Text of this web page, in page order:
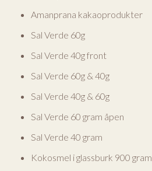
Amanprana kakaoprodukter
Sal Verde 60g
Sal Verde 40g front
Sal Verde 60g & 40g
Sal Verde 40g & 60g
Sal Verde 60 gram åpen
Sal Verde 40 gram
Kokosmel i glassburk 900 gram